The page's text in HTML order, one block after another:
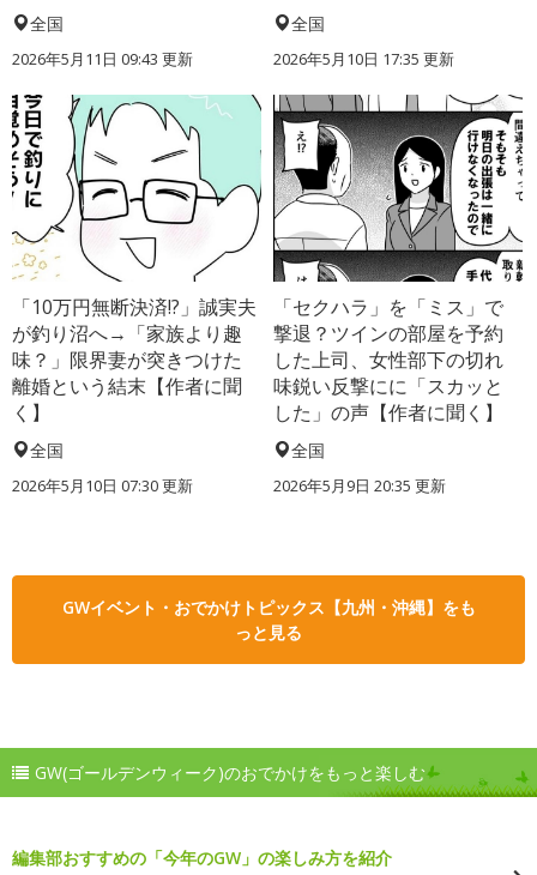
全国
2026年5月11日 09:43 更新
全国
2026年5月10日 17:35 更新
「10万円無断決済!?」誠実夫
が釣り沼へ→「家族より趣
味？」限界妻が突きつけた
離婚という結末【作者に聞
く】
全国
2026年5月10日 07:30 更新
「セクハラ」を「ミス」で
撃退？ツインの部屋を予約
した上司、女性部下の切れ
味鋭い反撃にに「スカッと
した」の声【作者に聞く】
全国
2026年5月9日 20:35 更新
GWイベント・おでかけトピックス【九州・沖縄】をも
っと見る
GW(ゴールデンウィーク)のおでかけをもっと楽しむ
編集部おすすめの「今年のGW」の楽しみ方を紹介